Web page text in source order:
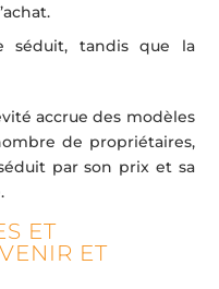
séduit, tandis que la
accrue des modèles
de propriétaires,
par son prix et sa
ET
ET